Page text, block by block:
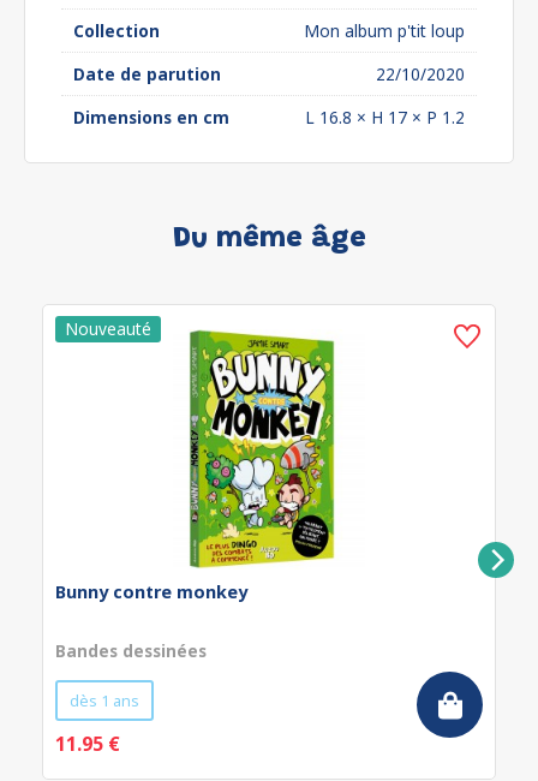
Collection
Mon album p'tit loup
Date de parution
22/10/2020
Dimensions en cm
L 16.8 × H 17 × P 1.2
Du même âge
Bunny contre monkey
Bandes dessinées
dès 1 ans
11.95 €